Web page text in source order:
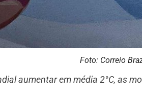
Foto: Correio
aumentar em média 2°C, as